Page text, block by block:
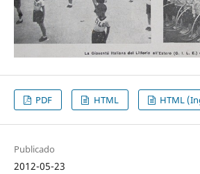
PDF HTML HTML
Publicado
2012-05-23